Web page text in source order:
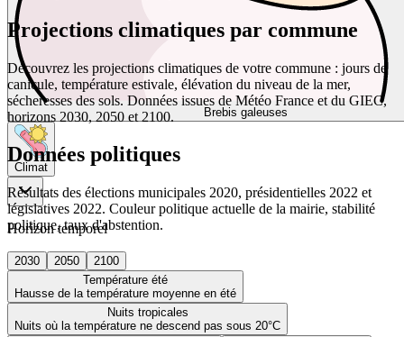
Brebis galeuses
Climat
Horizon temporel
2030 2050
2100
Température été
Hausse de la température moyenne en été
Nuits tropicales
Nuits où la température ne descend pas sous 20°C
Projections climatiques par commune
Découvrez les projections climatiques de votre commune : jours de
canicule, température estivale, élévation du niveau de la mer,
sécheresses des sols. Données issues de Météo France et du GIEC,
horizons 2030, 2050 et 2100.
Données politiques
Résultats des élections municipales 2020, présidentielles 2022 et
législatives 2022. Couleur politique actuelle de la mairie, stabilité
politique, taux d'abstention.